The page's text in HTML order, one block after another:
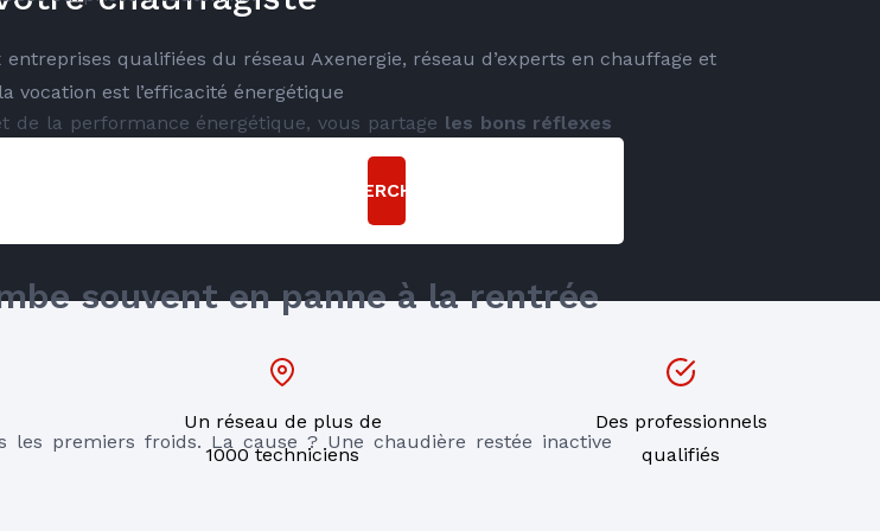
de la performance énergétique, vous partage les bons réflexes
souvent en panne à la rentrée
les premiers froids. La cause ? Une chaudière restée inactive
qualifiées du réseau Axenergie, réseau d’experts en chauffage et
vocation est l’efficacité énergétique
RECHERCHER
Un réseau de plus de
1000 techniciens
Des professionnels
qualifiés